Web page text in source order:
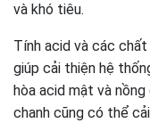
và khó tiêu.
Tính acid và các
giúp cải thiện hệ
hòa acid mật và
chanh cũng có thể